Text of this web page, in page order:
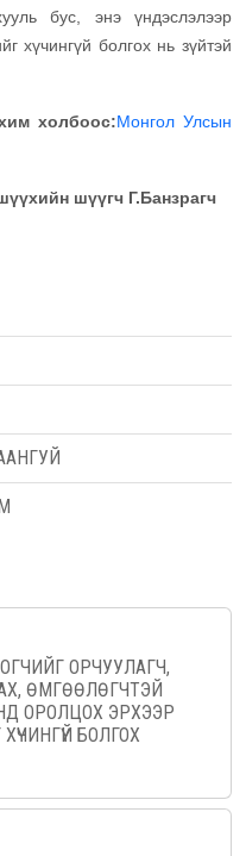
бус, энэ үндэслэлээр
хүчингүй болгох нь зүйтэй
холбоос:Монгол Улсын
шүүгч Г.Банзрагч
ОРЧУУЛАГЧ,
ӨМГӨӨЛӨГЧТЭЙ
ОРОЛЦОХ ЭРХЭЭР
БОЛГОХ